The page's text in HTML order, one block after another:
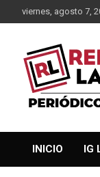
al
viernes, agosto 7,
INICIO IG